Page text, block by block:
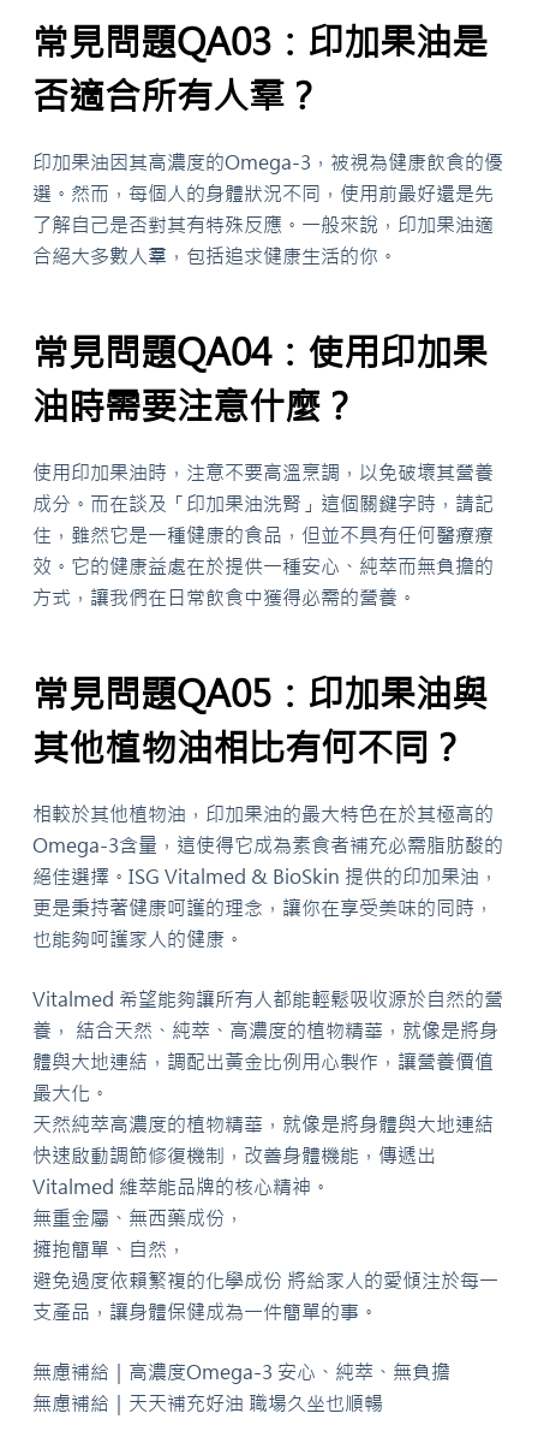
常見問題QA03：印加果油是
否適合所有人羣？
印加果油因其高濃度的Omega-3，被視為健康飲食的優
選。然而，每個人的身體狀況不同，使用前最好還是先
了解自己是否對其有特殊反應。一般來說，印加果油適
合絕大多數人羣，包括追求健康生活的你。
常見問題QA04：使用印加果
油時需要注意什麼？
使用印加果油時，注意不要高溫烹調，以免破壞其營養
成分。而在談及「印加果油洗腎」這個關鍵字時，請記
住，雖然它是一種健康的食品，但並不具有任何醫療療
效。它的健康益處在於提供一種安心、純萃而無負擔的
方式，讓我們在日常飲食中獲得必需的營養。
常見問題QA05：印加果油與
其他植物油相比有何不同？
相較於其他植物油，印加果油的最大特色在於其極高的
Omega-3含量，這使得它成為素食者補充必需脂肪酸的
絕佳選擇。ISG Vitalmed & BioSkin 提供的印加果油，
更是秉持著健康呵護的理念，讓你在享受美味的同時，
也能夠呵護家人的健康。
Vitalmed 希望能夠讓所有人都能輕鬆吸收源於自然的營
養， 結合天然、純萃、高濃度的植物精華，就像是將身
體與大地連結，調配出黃金比例用心製作，讓營養價值
最大化。
天然純萃高濃度的植物精華，就像是將身體與大地連結
快速啟動調節修復機制，改善身體機能，傳遞出
Vitalmed 維萃能品牌的核心精神。
無重金屬、無西藥成份，
擁抱簡單、自然，
避免過度依賴繁複的化學成份 將給家人的愛傾注於每一
支產品，讓身體保健成為一件簡單的事。
無慮補給｜高濃度Omega-3 安心、純萃、無負擔
無慮補給｜天天補充好油 職場久坐也順暢